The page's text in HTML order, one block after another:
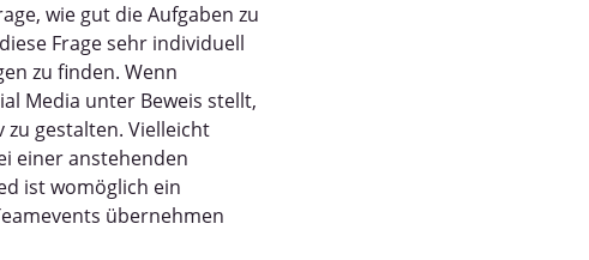
wie gut die Aufgaben zu
Frage sehr individuell
zu finden. Wenn
Media unter Beweis stellt,
zu gestalten. Vielleicht
einer anstehenden
ist womöglich ein
übernehmen